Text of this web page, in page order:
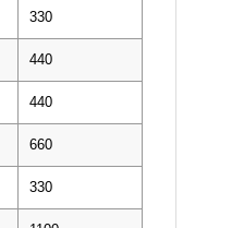
330
440
440
660
330